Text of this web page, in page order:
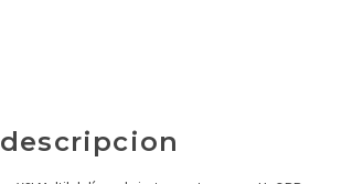
descripcion